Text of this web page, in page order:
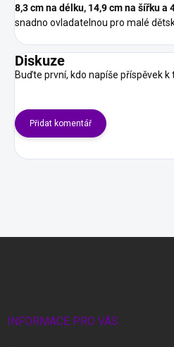
8,3 cm na délku, 14,9 cm na šířku a
snadno ovladatelnou pro malé
Diskuze
Buďte první, kdo napíše příspěvek k
Přidat komentář
INFORMACE PRO VÁS